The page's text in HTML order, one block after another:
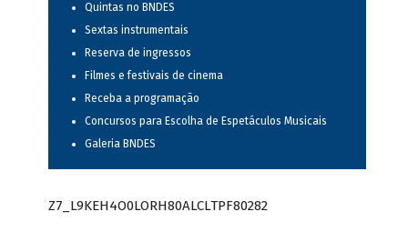
Quintas no BNDES
Sextas instrumentais
Reserva de ingressos
Filmes e festivais de cinema
Receba a programação
Concursos para Escolha de Espetáculos Musicais
Galeria BNDES
Z7_L9KEH4O0LORH80ALCLTPF80282